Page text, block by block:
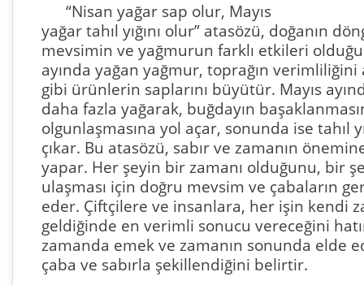
“Nisan yağar sap olur, Mayıs
yağar tahıl yığını olur” atasözü, doğanın
mevsimin ve yağmurun farklı etkileri
ayında yağan yağmur, toprağın verimliliğini
gibi ürünlerin saplarını büyütür. Mayıs
daha fazla yağarak, buğdayın
olgunlaşmasına yol açar, sonunda ise tahıl
çıkar. Bu atasözü, sabır ve zamanın
yapar. Her şeyin bir zamanı olduğunu, bir
ulaşması için doğru mevsim ve çabaların
eder. Çiftçilere ve insanlara, her işin kendi
geldiğinde en verimli sonucu vereceğini
zamanda emek ve zamanın sonunda elde
çaba ve sabırla şekillendiğini belirtir.